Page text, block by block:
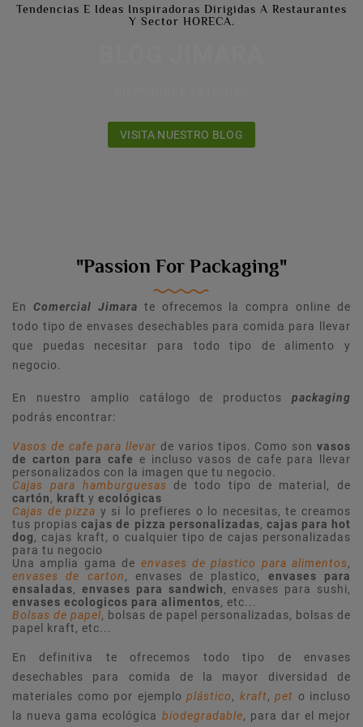
Tendencias E Ideas Inspiradoras Dirigidas A Restaurantes
Y Sector HORECA.
VISITA NUESTRO BLOG
"Passion For Packaging"
En Comercial Jimara te ofrecemos la compra online de
todo tipo de envases desechables para comida para llevar
que puedas necesitar para todo tipo de alimento y
negocio.
En nuestro amplio catálogo de productos packaging
podrás encontrar:
Vasos de cafe para llevar de varios tipos. Como sonvasos
de carton para cafe
e incluso vasos de cafe para llevar
personalizados con la imagen que tu negocio.
Cajas para hamburguesas
de todo tipo de material, de
cartón, kraft y ecológicas
Cajas de pizza y si lo prefieres o lo necesitas, te creamos
tus propiascajas de pizza personalizadas, cajas para hot
dog, cajas kraft, o cualquier tipo de cajas personalizadas
para tu negocio
Una amplia gama de envases de plastico para alimentos,
envases de carton, envases de plastico, envases para
ensaladas, envases para sandwich, envases para sushi,
envases ecologicos para alimentos, etc...
Bolsas de papel, bolsas de papel personalizadas, bolsas de
papel kraft, etc...
En definitiva te ofrecemos todo tipo de envases
desechables para comida de la mayor diversidad de
materiales como por ejemplo plástico, kraft, pet o incluso
la nueva gama ecológica biodegradable, para dar el mejor